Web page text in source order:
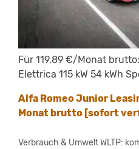
Für 119,89 €/Monat
Elettrica 115 kW 54 kWh
Alfa Romeo Junior
Monat brutto [sofort
Verbrauch & Umwelt WLTP: